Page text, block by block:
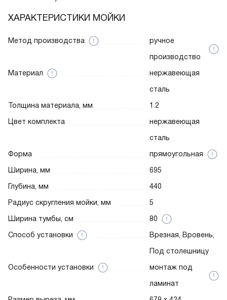
ХАРАКТЕРИСТИКИ МОЙКИ
Метод производства
ручное
производство
Материал
нержавеющая
сталь
Толщина материала, мм
1.2
Цвет комплекта
нержавеющая
сталь
Форма
прямоугольная
Ширина, мм
695
Глубина, мм
440
Радиус скругления мойки, мм
5
Ширина тумбы, см
80
Способ установки
Врезная, Вровень,
Под столешницу
Особенности установки
монтаж под
ламинат